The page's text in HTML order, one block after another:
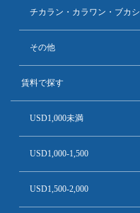
チカラン・カラワン・ブカシ
その他
賃料で探す
USD1,000未満
USD1,000-1,500
USD1,500-2,000